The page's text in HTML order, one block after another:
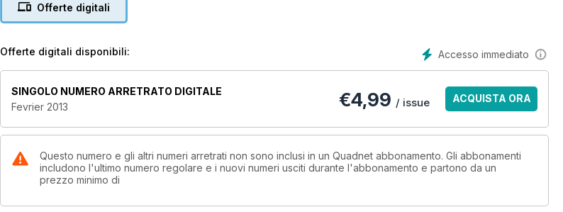
Offerte digitali
Accesso immediato
Offerte digitali disponibili:
SINGOLO NUMERO ARRETRATO DIGITALE
Fevrier 2013
€4,99 / issue ACQUISTA ORA
Questo numero e gli altri numeri arretrati non sono inclusi in un Quadnet abbonamento. Gli abbonamenti
includono l'ultimo numero regolare e i nuovi numeri usciti durante l'abbonamento e partono da un
prezzo minimo di